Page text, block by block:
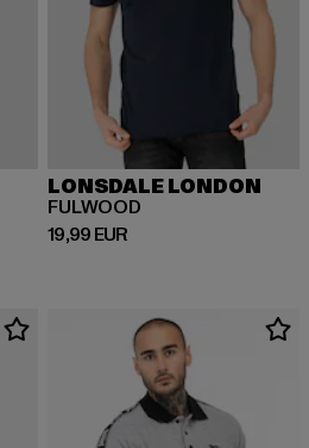
LONSDALE LONDON
FULWOOD
19,99 EUR
Prix courant: 19,99 EUR